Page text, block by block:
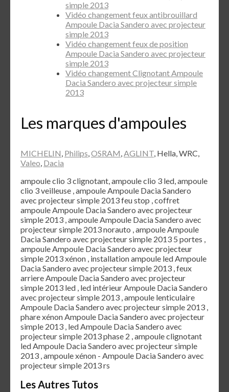
simple 2013
Vidéo changement feux antibrouillard
Ampoule Dacia Sandero avec projecteur
simple 2013
Vidéo changement feux de position
Ampoule Dacia Sandero avec projecteur
simple 2013
Vidéo changement Clignotant Ampoule
Dacia Sandero avec projecteur simple
2013
Les marques d'ampoules
MICHELIN, Philips,OSRAM,AGLINT, Hella, WRC,
Valeo, Dacia
ampoule clio 3 clignotant, ampoule clio 3 led, ampoule
clio 3 veilleuse , ampoule Ampoule Dacia Sandero
avec projecteur simple 2013 feu stop , coffret
ampoule Ampoule Dacia Sandero avec projecteur
simple 2013 , ampoule Ampoule Dacia Sandero avec
projecteur simple 2013 norauto , ampoule Ampoule
Dacia Sandero avec projecteur simple 2013 5 portes ,
ampoule Ampoule Dacia Sandero avec projecteur
simple 2013 xénon , installation ampoule led Ampoule
Dacia Sandero avec projecteur simple 2013 , feux
arriere Ampoule Dacia Sandero avec projecteur
simple 2013 led , led intérieur Ampoule Dacia Sandero
avec projecteur simple 2013 , ampoule lenticulaire
Ampoule Dacia Sandero avec projecteur simple 2013 ,
phare xénon Ampoule Dacia Sandero avec projecteur
simple 2013 , led Ampoule Dacia Sandero avec
projecteur simple 2013 phase 2 , ampoule clignotant
led Ampoule Dacia Sandero avec projecteur simple
2013 , ampoule xénon - Ampoule Dacia Sandero avec
projecteur simple 2013 rs
Les Autres Tutos